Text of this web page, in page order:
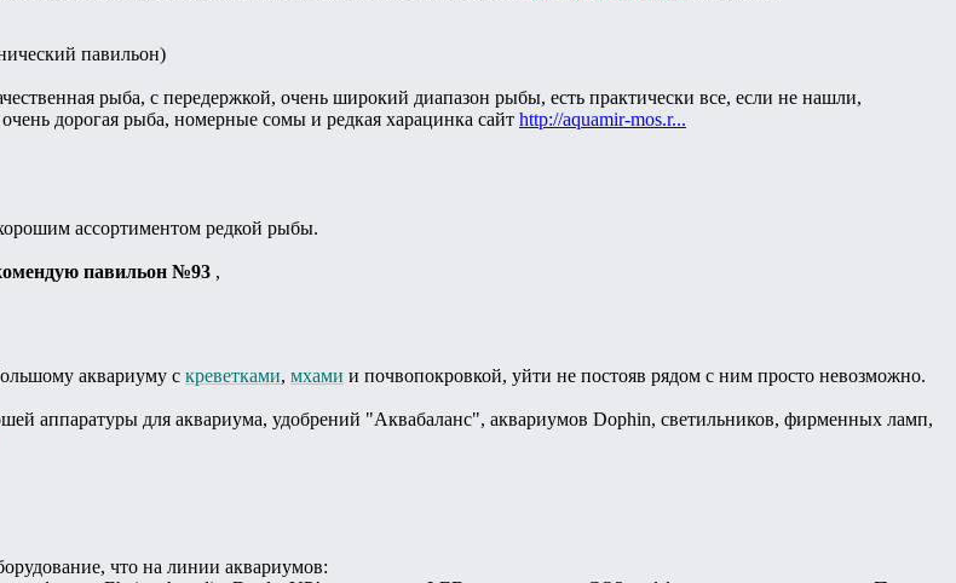
павильон)
рыба, с передержкой, очень широкий диапазон рыбы, есть практически все, если не нашли,
дорогая рыба, номерные сомы и редкая харацинка сайт http://aquamir-mos.r...
ассортиментом редкой рыбы.
павильон №93 ,
аквариуму с креветками, мхами и почвопокровкой, уйти не постояв рядом с ним просто невозможно.
аппаратуры для аквариума, удобрений "Аквабаланс", аквариумов Dophin, светильников, фирменных ламп,
что на линии аквариумов: